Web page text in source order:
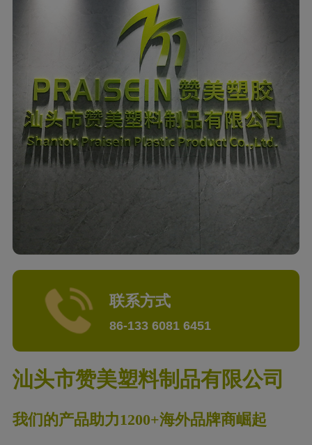
联系方式
86-133 6081 6451
汕头市赞美塑料制品有限公司
我们的产品助力1200+海外品牌商崛起